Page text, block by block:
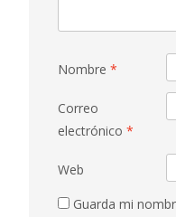
Nombre *
Correo
electrónico *
Web
Guarda mi